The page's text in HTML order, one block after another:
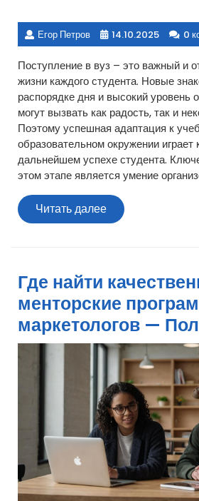
Егор Петров 14.10.2025 0
Поступление в вуз – это важный и
жизни каждого студента. Новые
распорядке дня и высокий уровень
могут вызвать как радость, так и
Поэтому успешная адаптация к
образовательном окружении
дальнейшем успехе студента.
этом этапе является умение
Читать далееЧитать
далее
Где найти
менторские
маркетологов —